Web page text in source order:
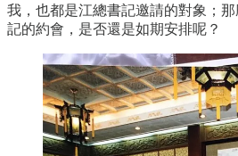
我，也都是江總書記邀請的對象；
記的約會，是否還是如期安排呢？